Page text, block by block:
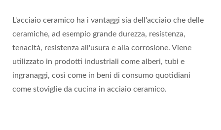
L'acciaio ceramico ha i vantaggi sia dell'acciaio che delle
ceramiche, ad esempio grande durezza, resistenza,
tenacità, resistenza all'usura e alla corrosione. Viene
utilizzato in prodotti industriali come alberi, tubi e
ingranaggi, così come in beni di consumo quotidiani
come stoviglie da cucina in acciaio ceramico.